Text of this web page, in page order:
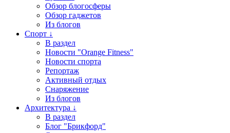
Обзор блогосферы
Обзор гаджетов
Из блогов
Спорт ↓
В раздел
Новости "Orange Fitness"
Новости спорта
Репортаж
Активный отдых
Снаряжение
Из блогов
Архитектура ↓
В раздел
Блог "Брикфорд"